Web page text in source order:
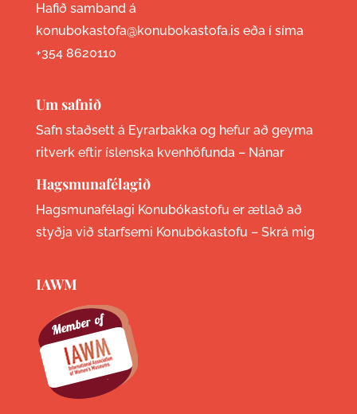
Hafið samband á
konubokastofa@konubokastofa.is eða í síma
+354 8620110
Um safnið
Safn staðsett á Eyrarbakka og hefur að geyma
ritverk eftir íslenska kvenhöfunda – Nánar
Hagsmunafélagið
Hagsmunafélagi Konubókastofu er ætlað að
styðja við starfsemi Konubókastofu – Skrá mig
IAWM